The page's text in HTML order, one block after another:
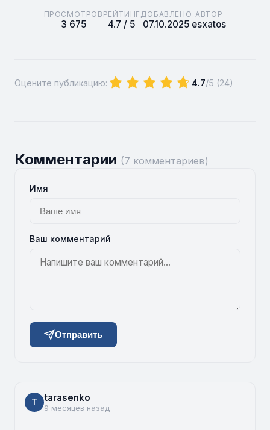
ПРОСМОТРОВ
3 675
РЕЙТИНГ
4.7 / 5
ДОБАВЛЕНО
07.10.2025
АВТОР
esxatos
Оцените публикацию: 4.7/5 (24)
Комментарии (7 комментариев)
Имя
Ваш комментарий
Отправить
T tarasenko
9 месяцев назад